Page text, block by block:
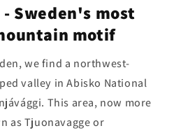
Sweden's most
motif
we find a northwest-
valley in Abisko National
This area, now more
as Tjuonavagge or